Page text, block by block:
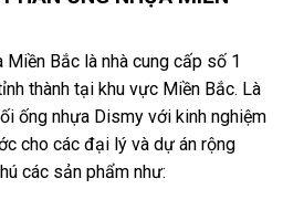
Bắc là nhà cung cấp số 1
thành tại khu vực Miền Bắc. Là
ống nhựa Dismy với kinh nghiệm
cho các đại lý và dự án rộng
các sản phẩm như: